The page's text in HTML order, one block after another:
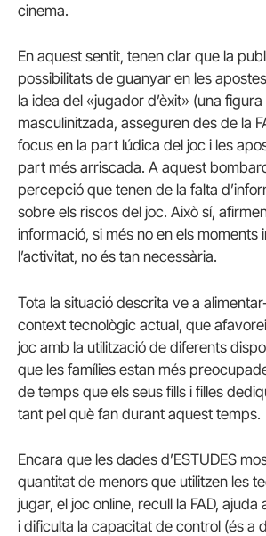
cinema.
En aquest sentit, tenen clar que la
possibilitats de guanyar en les
la idea del «jugador d’èxit» (una
masculinitzada, asseguren des de la
focus en la part lúdica del joc i les
part més arriscada. A aquest
percepció que tenen de la falta
sobre els riscos del joc. Això sí,
informació, si més no en els moments
l’activitat, no és tan necessària.
Tota la situació descrita ve a
context tecnològic actual, que
joc amb la utilització de diferents
que les famílies estan més
de temps que els seus fills i filles
tant pel què fan durant aquest temps.
Encara que les dades d’ESTUDES
quantitat de menors que utilitzen les
jugar, el joc online, recull la FAD, ajuda
i dificulta la capacitat de control (és a